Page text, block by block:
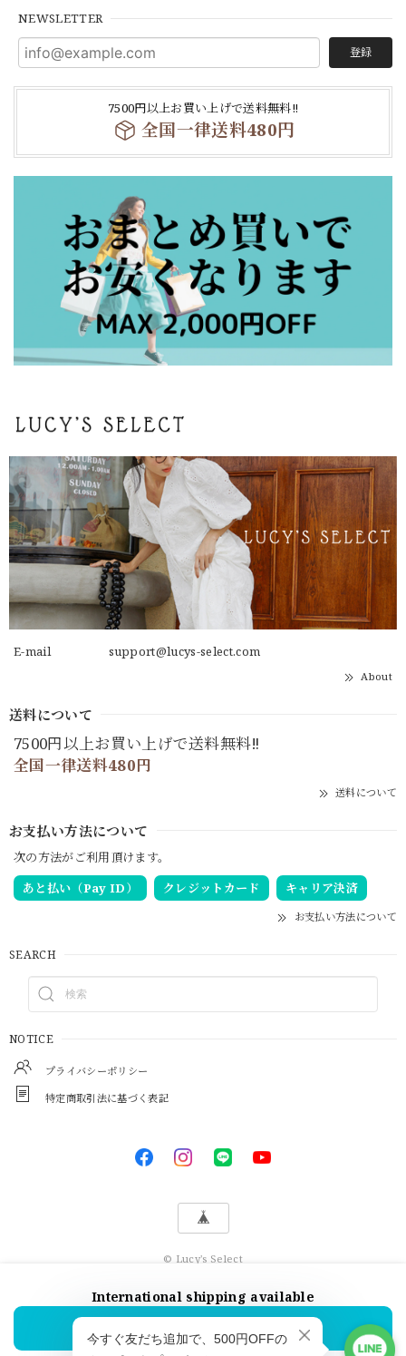
NEWSLETTER
登録
7500円以上お買い上げで送料無料‼
全国一律送料480円
E-mail support@lucys-select.com
About
送料について
7500円以上お買い上げで送料無料‼
全国一律送料480円
送料について
お支払い方法について
次の方法がご利用頂けます。
あと払い（Pay ID）
クレジットカード キャリア決済
お支払い方法について
SEARCH
NOTICE
プライバシーポリシー
特定商取引法に基づく表記
© Lucy's Select
International shipping available
Add to cart
ショップに質問する